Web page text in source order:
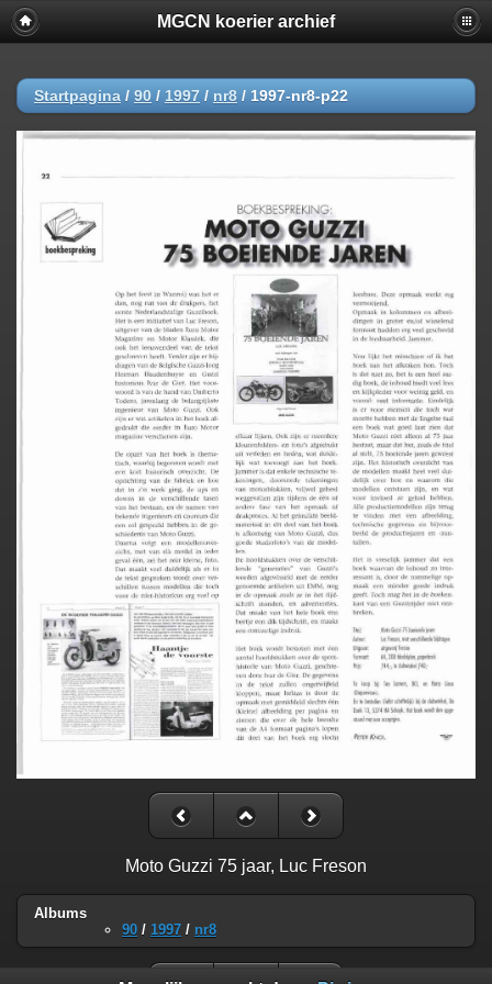
MGCN koerier archief
Startpagina / 90 / 1997 / nr8 / 1997-nr8-p22
Moto Guzzi 75 jaar, Luc Freson
Albums
90 / 1997 / nr8